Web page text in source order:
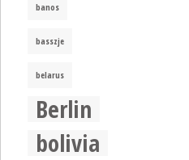
banos
basszje
belarus
Berlin
bolivia